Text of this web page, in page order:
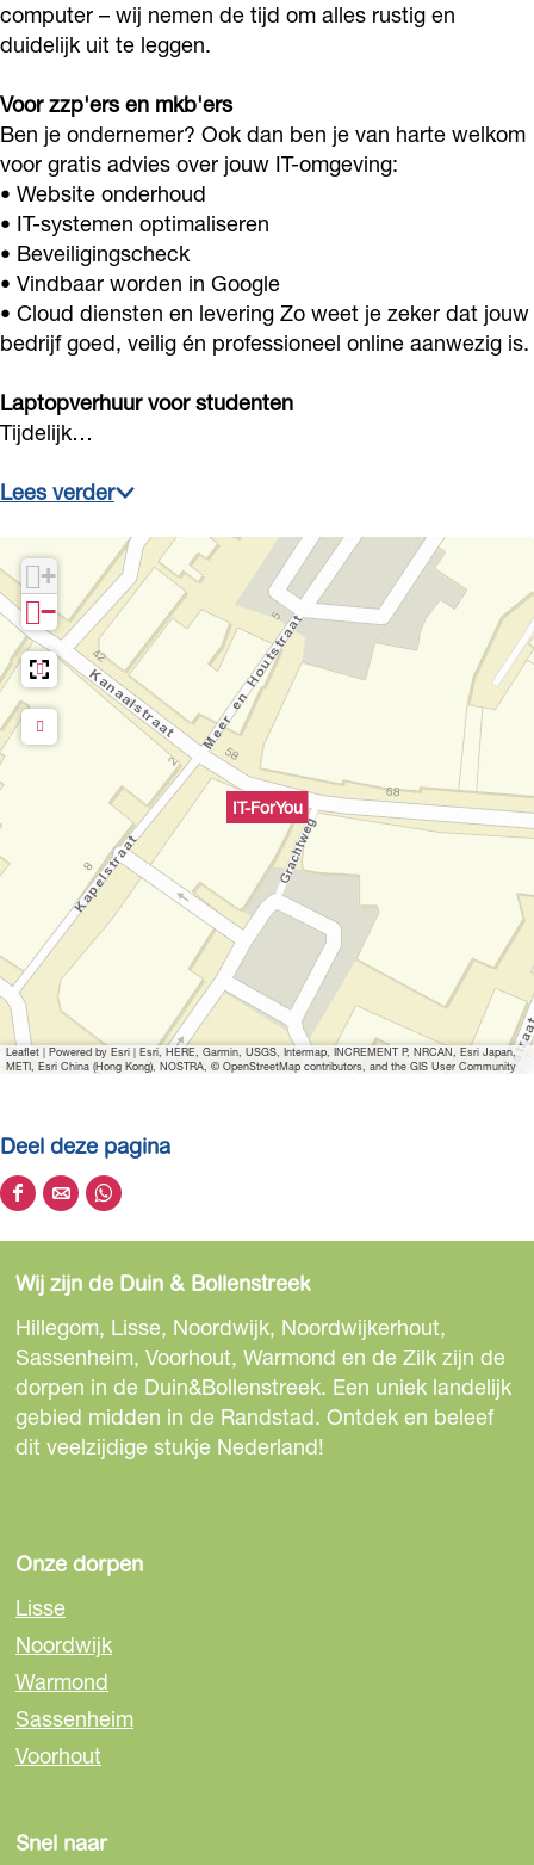
computer – wij nemen de tijd om alles rustig en
duidelijk uit te leggen.
Voor zzp'ers en mkb'ers
Ben je ondernemer? Ook dan ben je van harte welkom
voor gratis advies over jouw IT-omgeving:
• Website onderhoud
• IT-systemen optimaliseren
• Beveiligingscheck
• Vindbaar worden in Google
• Cloud diensten en levering Zo weet je zeker dat jouw
bedrijf goed, veilig én professioneel online aanwezig is.
Laptopverhuur voor studenten
Tijdelijk…
Lees verder
IT-ForYou
+
−
Leaflet | Powered by Esri | Esri, HERE, Garmin, USGS, Intermap, INCREMENT P, NRCAN, Esri Japan,
METI, Esri China (Hong Kong), NOSTRA, © OpenStreetMap contributors, and the GIS User Community
Deel deze pagina
D
e
l
d
e
z
e
p
n
a
o
p
F
a
c
e
o
D
e
l
d
e
z
e
p
n
o
p
e
-
m
a
D
e
l
d
e
z
e
p
n
p
W
h
A
Wij zijn de Duin & Bollenstreek
Hillegom, Lisse, Noordwijk, Noordwijkerhout,
Sassenheim, Voorhout, Warmond en de Zilk zijn de
dorpen in de Duin&Bollenstreek. Een uniek landelijk
gebied midden in de Randstad. Ontdek en beleef
dit veelzijdige stukje Nederland!
Onze dorpen
Lisse
Noordwijk
Warmond
Sassenheim
Voorhout
Snel naar